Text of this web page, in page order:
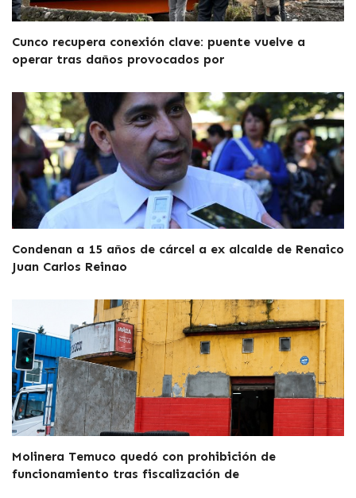
Cunco recupera conexión clave: puente vuelve a
operar tras daños provocados por
Condenan a 15 años de cárcel a ex alcalde de Renaico
Juan Carlos Reinao
Molinera Temuco quedó con prohibición de
funcionamiento tras fiscalización de